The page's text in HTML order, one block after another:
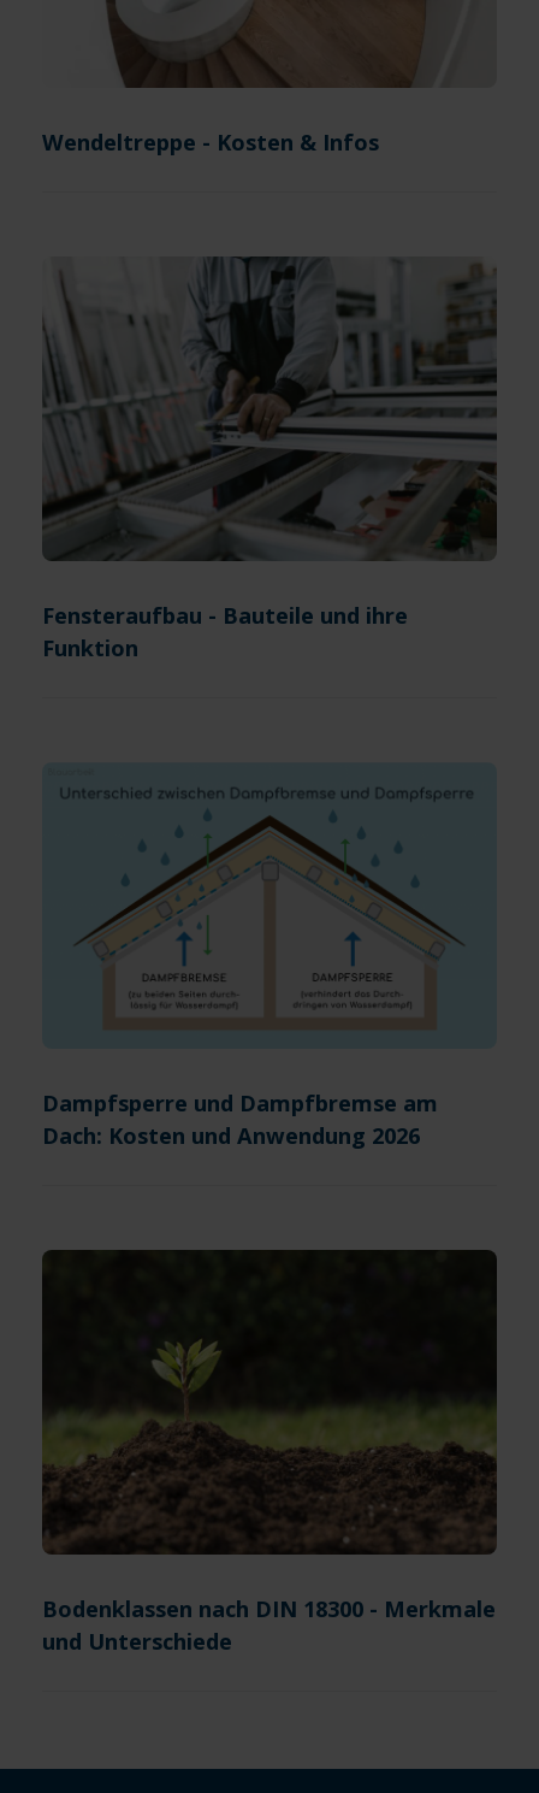
Wendeltreppe - Kosten & Infos
Fensteraufbau - Bauteile und ihre
Funktion
Dampfsperre und Dampfbremse am
Dach: Kosten und Anwendung 2026
Bodenklassen nach DIN 18300 - Merkmale
und Unterschiede